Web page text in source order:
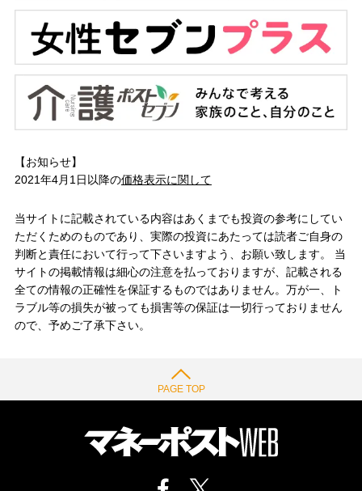
【お知らせ】
2021年4月1日以降の価格表示に関して
当サイトに記載されている内容はあくまでも投資の参考にしてい
ただくためのものであり、実際の投資にあたっては読者ご自身の
判断と責任において行って下さいますよう、お願い致します。 当
サイトの掲載情報は細心の注意を払っておりますが、記載される
全ての情報の正確性を保証するものではありません。万が一、ト
ラブル等の損失が被っても損害等の保証は一切行っておりません
ので、予めご了承下さい。
PAGE TOP